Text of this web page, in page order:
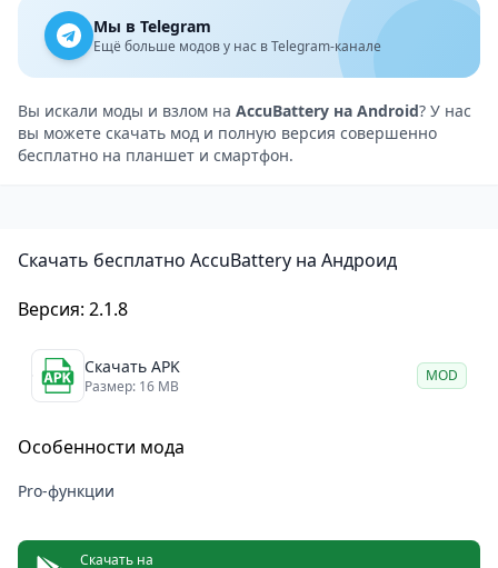
Преимущества и недостатки приложения Accu​
Battery
Преимущества
Помогает оптимизировать работу батареи и
продлить ее срок службы.
Предоставляет подробную информацию о зарядке
перегреве батареи.
Недостатки
Некоторые функции доступны только в платной
версии приложения.
состояния здоровья батареи.
Советы по использованию
службы батареи.
Мы в Telegram
Ещё больше модов у нас в Telegram-канале
Вы искали моды и взлом на Accu​Battery на Android? У нас
вы можете скачать мод и полную версия совершенно
бесплатно на планшет и смартфон.
Скачать бесплатно Accu​Battery на Андроид
Версия: 2.1.8
Скачать APK
Размер: 16 MB
MOD
Особенности мода
Pro-функции
Скачать на